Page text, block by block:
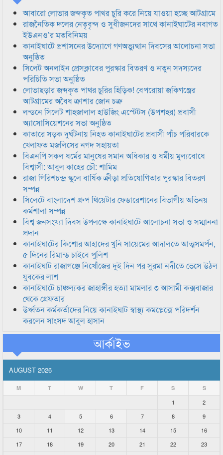
আবারো লোভার জব্দকৃত পাথর চুরি করে নিয়ে যাওয়া হচ্ছে আটগ্রামে
রাজনৈতিক দলের নেতৃবৃন্দ ও সুধীজনদের সাথে কানাইঘাটের নবাগত
ইউএনও’র মতবিনিময়
কানাইঘাটে প্রশাসনের উদ্যোগে গণঅভ্যুত্থান দিবসের আলোচনা সভা
অনুষ্ঠিত
সিলেট অনলাইন প্রেসক্লাবের পুরস্কার বিতরণ ও নতুন সদস্যদের
পরিচিতি সভা অনুষ্ঠিত
লোভাছড়ার জব্দকৃত পাথর চুরির হিড়িক! বেপরোয়া জকিগঞ্জের
আটগ্রামের অবৈধ ক্রাশার জোন চক্র
লন্ডনে সিলেট শাহজালাল হাউজিং এস্টেটস (উপশহর) প্রবাসী
অ্যাসোসিয়েশনের সভা অনুষ্ঠিত
কাতারে সড়ক দুর্ঘটনায় নিহত কানাইঘাটের প্রবাসী পাঁচ পরিবারকে
খেলাফত মজলিসের নগদ সহায়তা
বিএনপি সকল ধর্মের মানুষের সমান অধিকার ও ধর্মীয় মুল্যবোধে
বিশ্বাসী: আবুল কাহের চৌ: শামিম
রাজা গিরিশচন্দ্র স্কুলে বার্ষিক ক্রীড়া প্রতিযোগিতার পুরস্কার বিতরণ
সম্পন্ন
সিলেটে বাংলাদেশ গ্রুপ থিয়েটার ফেডারেশানের বিভাগীয় অভিনয়
কর্মশালা সম্পন্ন
বিশ্ব জনসংখ্যা দিবস উপলক্ষে কানাইঘাটে আলোচনা সভা ও সম্মাননা
প্রদান
কানাইঘাটের কিশোর আহাদের খুনি সায়েমের আদালতে আত্মসমর্পন,
৫ দিনের রিমান্ড চাইবে পুলিশ
কানাইঘাট রাজাগঞ্জে নিখোঁজের দুই দিন পর সুরমা নদীতে ভেসে উঠল
যুবকের লাশ
কানাইঘাটে চাঞ্চল্যকর জাহাঙ্গীর হত্যা মামলার ৩ আসামী কক্সবাজার
থেকে গ্রেফতার
উর্ধ্বতন কর্মকর্তাদের নিয়ে কানাইঘাট স্বাস্থ্য কমপ্লেক্সে পরিদর্শন
করলেন সাংসদ আবুল হাসান
আর্কাইভ
AUGUST 2026
M T W T F S S
1
2
3
4 5 6 7 8
9
10
11 12 13 14 15
16
17
18 19 20 21 22
23